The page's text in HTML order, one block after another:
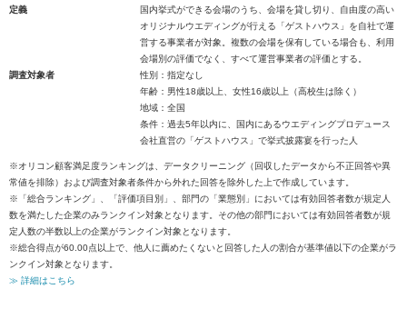
定義
国内挙式ができる会場のうち、会場を貸し切り、自由度の高い
オリジナルウエディングが行える「ゲストハウス」を自社で運
営する事業者が対象。複数の会場を保有している場合も、利用
会場別の評価でなく、すべて運営事業者の評価とする。
調査対象者
性別：指定なし
年齢：男性18歳以上、女性16歳以上（高校生は除く）
地域：全国
条件：過去5年以内に、国内にあるウエディングプロデュース
会社直営の「ゲストハウス」で挙式披露宴を行った人
※オリコン顧客満足度ランキングは、データクリーニング（回収したデータから不正回答や異
常値を排除）および調査対象者条件から外れた回答を除外した上で作成しています。
※「総合ランキング」、「評価項目別」、部門の「業態別」においては有効回答者数が規定人
数を満たした企業のみランクイン対象となります。その他の部門においては有効回答者数が規
定人数の半数以上の企業がランクイン対象となります。
※総合得点が60.00点以上で、他人に薦めたくないと回答した人の割合が基準値以下の企業がラ
ンクイン対象となります。
≫ 詳細はこちら